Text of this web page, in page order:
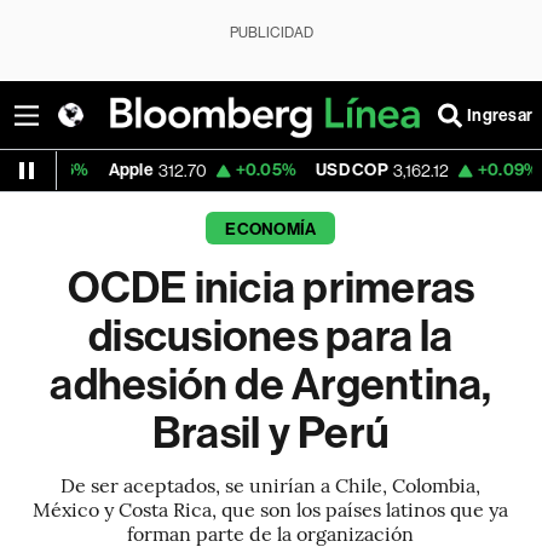
PUBLICIDAD
Ingresar
312.70 +0.05% USD COP 3,162.12 +0.09% Tesla
ECONOMÍA
OCDE inicia primeras
discusiones para la
adhesión de Argentina,
Brasil y Perú
De ser aceptados, se unirían a Chile, Colombia,
México y Costa Rica, que son los países latinos que ya
forman parte de la organización